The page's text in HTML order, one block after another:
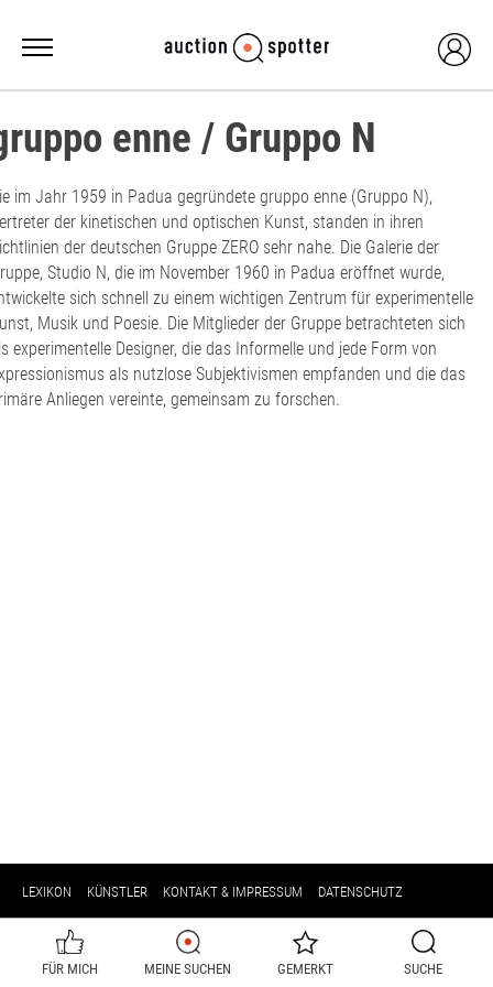
enne / Gruppo N
im Jahr 1959 in Padua gegründete gruppo enne (Gruppo N),
der kinetischen und optischen Kunst, standen in ihren
der deutschen Gruppe ZERO sehr nahe. Die Galerie der
Studio N, die im November 1960 in Padua eröffnet wurde,
sich schnell zu einem wichtigen Zentrum für experimentelle
Musik und Poesie. Die Mitglieder der Gruppe betrachteten sich
experimentelle Designer, die das Informelle und jede Form von
als nutzlose Subjektivismen empfanden und die das
Anliegen vereinte, gemeinsam zu forschen.
LEXIKON KÜNSTLER KONTAKT & IMPRESSUM DATENSCHUTZ
FÜR MICH MEINE SUCHEN GEMERKT SUCHE